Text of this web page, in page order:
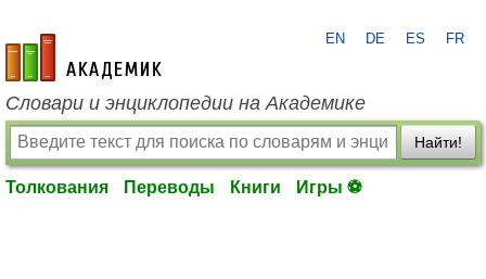
academic.ru
EN DE ES FR
Словари и энциклопедии на Академике
Найти!
Толкования Переводы Книги Игры ⚽